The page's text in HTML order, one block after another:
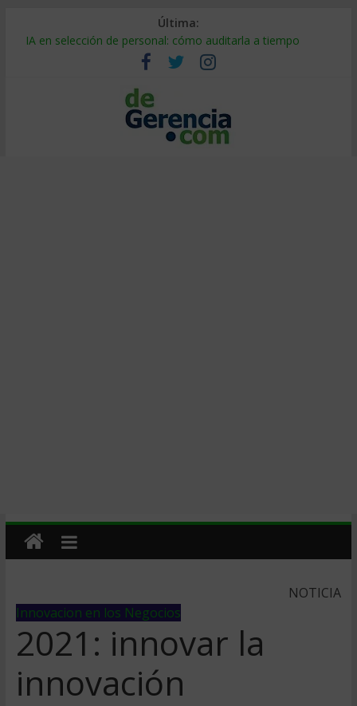
Última:
IA en selección de personal: cómo auditarla a tiempo
Trabajo forzoso en la cadena de suministro: qué hacer
Mercado hispano de EE. UU.: cómo segmentarlo y venderle
Stablecoins para empresas: cómo pagar y cobrar en 2026
Despido silencioso: qué es y por qué sale tan caro
NOTICIA
Innovacion en los Negocios
2021: innovar la
innovación